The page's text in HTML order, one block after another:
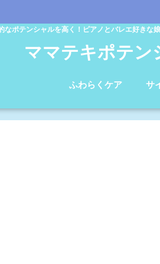
なポテンシャルを高く！ピアノとバレエ好きな
ママテキポテン
ふわらくケア サ